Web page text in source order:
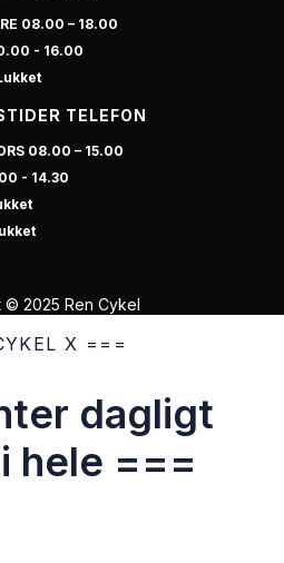
08.00 – 18.00
- 16.00
TELEFON
08.00 – 15.00
- 14.30
© 2025 Ren Cykel
X ===
dagligt
hele ===